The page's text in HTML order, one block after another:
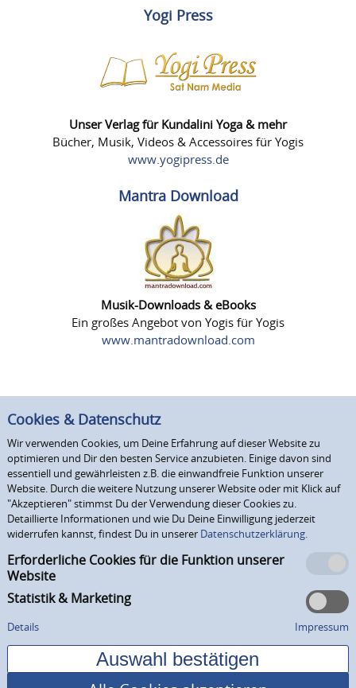
Yogi Press
Unser Verlag für Kundalini Yoga & mehr
Bücher, Musik, Videos & Accessoires für Yogis
www.yogipress.de
Mantra Download
Musik-Downloads & eBooks
Ein großes Angebot von Yogis für Yogis
www.mantradownload.com
Cookies & Datenschutz
Wir verwenden Cookies, um Deine Erfahrung auf dieser Website zu
optimieren und Dir den besten Service anzubieten. Einige davon sind
essentiell und gewährleisten z.B. die einwandfreie Funktion unserer
Website. Durch die weitere Nutzung unserer Website oder mit Klick auf
"Akzeptieren" stimmst Du der Verwendung dieser Cookies zu.
Detaillierte Informationen und wie Du Deine Einwilligung jederzeit
widerrufen kannst, findest Du in unserer Datenschutzerklärung.
Erforderliche Cookies für die Funktion unserer
Website
Statistik & Marketing
Details Impressum